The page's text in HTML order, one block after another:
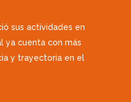
sus actividades en
ya cuenta con más
y trayectoria en el